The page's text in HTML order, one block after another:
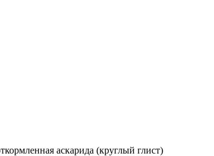
аскарида (круглый глист)